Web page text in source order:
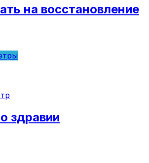
на восстановление
здравии